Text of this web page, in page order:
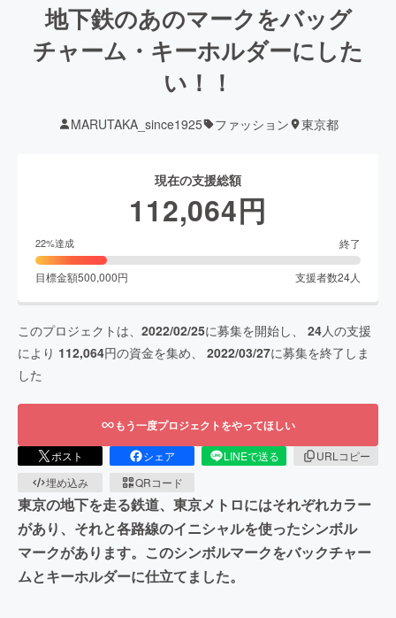
地下鉄のあのマークをバッグ
チャーム・キーホルダーにした
い！！
MARUTAKA_since1925 ファッション 東京都
現在の支援総額
112,064円
22%達成 終了
目標金額500,000円 支援者数24人
このプロジェクトは、 2022/02/25に募集を開始し、 24人の支援
により 112,064円の資金を集め、 2022/03/27に募集を終了しま
した
もう一度プロジェクトをやってほしい
ポスト シェア LINEで送る
URLコピー
埋め込み
QRコード
東京の地下を走る鉄道、東京メトロにはそれぞれカラー
があり、それと各路線のイニシャルを使ったシンボル
マークがあります。このシンボルマークをバックチャー
ムとキーホルダーに仕立てました。